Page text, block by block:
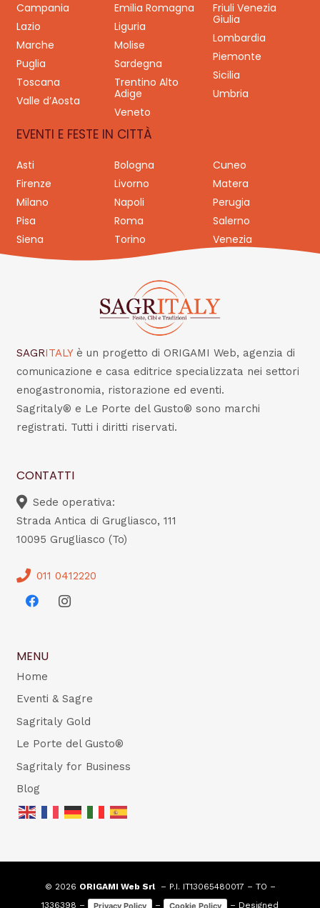
Campania
Emilia Romagna
Friuli Venezia
Giulia
Lazio
Liguria
Lombardia
Marche
Molise
Piemonte
Puglia
Sardegna
Sicilia
Toscana
Trentino Alto
Adige
Umbria
Valle d’Aosta
Veneto
EVENTI E FESTE IN CITTÀ
Asti Bologna
Cuneo
Firenze
Livorno
Matera
Milano
Napoli
Perugia
Pisa
Roma
Salerno
Siena
Torino Venezia
SAGRITALY è un progetto di ORIGAMI Web, agenzia di
comunicazione e casa editrice specializzata nei settori
enogastronomia, ristorazione ed eventi.
Sagritaly® e Le Porte del Gusto® sono marchi
registrati. Tutti i diritti riservati.
CONTATTI
Sede operativa:
Strada Antica di Grugliasco, 111
10095 Grugliasco (To)
011 0412220
MENU
Home
Eventi & Sagre
Sagritaly Gold
Le Porte del Gusto®
Sagritaly for Business
Blog
© 2026 ORIGAMI Web Srl– P.I. IT13065480017 – TO –
1336398 –
Privacy Policy – Cookie Policy – Designed